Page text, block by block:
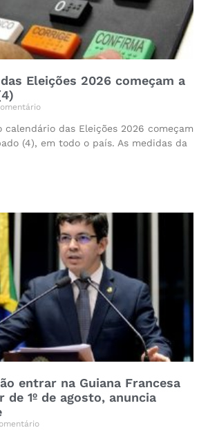
Eleições 2026 começam a
calendário das Eleições 2026 começam
(4), em todo o país. As medidas da
entrar na Guiana Francesa
1º de agosto, anuncia